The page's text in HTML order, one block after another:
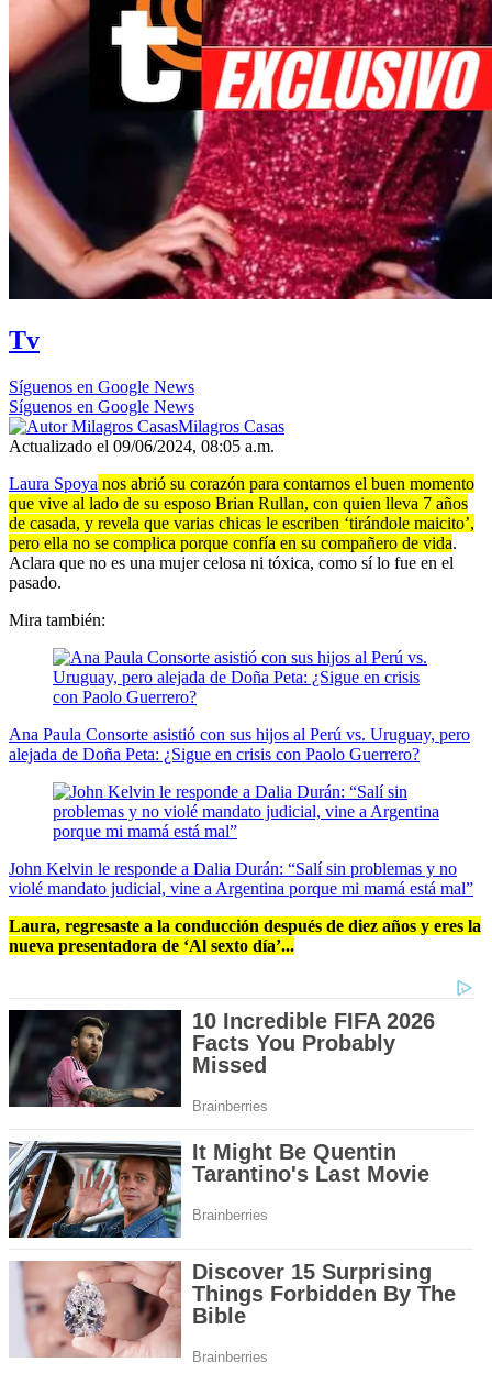
Tv
Síguenos en Google News
Síguenos en Google News
Milagros Casas
Actualizado el 09/06/2024, 08:05 a.m.
Laura Spoya nos abrió su corazón para contarnos el buen momento
que vive al lado de su esposo Brian Rullan, con quien lleva 7 años
de casada, y revela que varias chicas le escriben ‘tirándole maicito’,
pero ella no se complica porque confía en su compañero de vida.
Aclara que no es una mujer celosa ni tóxica, como sí lo fue en el
pasado.
Mira también:
Ana Paula Consorte asistió con sus hijos al Perú vs. Uruguay, pero
alejada de Doña Peta: ¿Sigue en crisis con Paolo Guerrero?
John Kelvin le responde a Dalia Durán: “Salí sin problemas y no
violé mandato judicial, vine a Argentina porque mi mamá está mal”
Laura, regresaste a la conducción después de diez años y eres la
nueva presentadora de ‘Al sexto día’...